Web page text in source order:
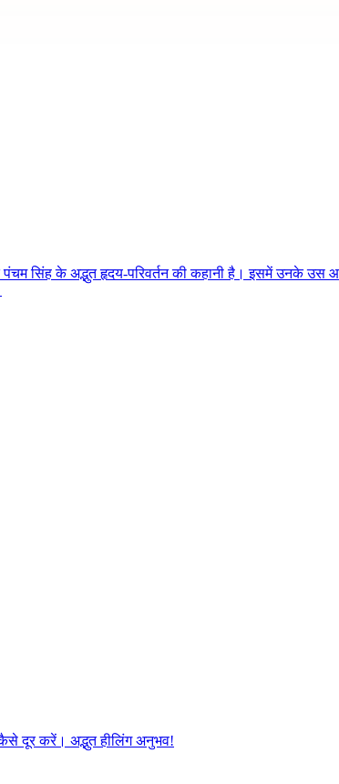
के अद्भुत हृदय-परिवर्तन की कहानी है। इसमें उनके उस
दूर करें। अद्भुत हीलिंग अनुभव!